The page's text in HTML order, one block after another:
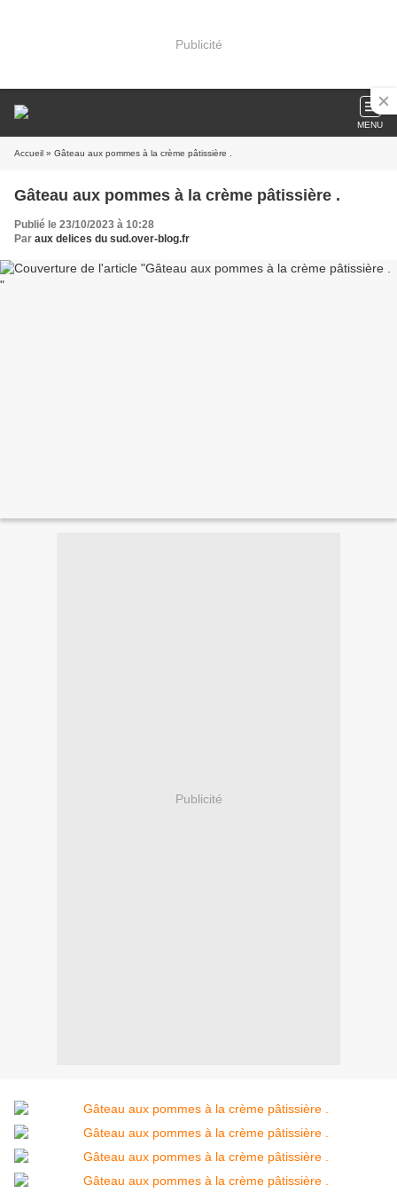
Publicité
MENU
Accueil » Gâteau aux pommes à la crème pâtissière .
Gâteau aux pommes à la crème pâtissière .
Publié le 23/10/2023 à 10:28
Par aux delices du sud.over-blog.fr
Publicité